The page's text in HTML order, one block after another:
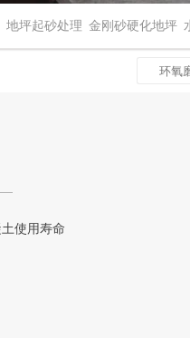
地坪起砂处理 金刚砂硬化地坪